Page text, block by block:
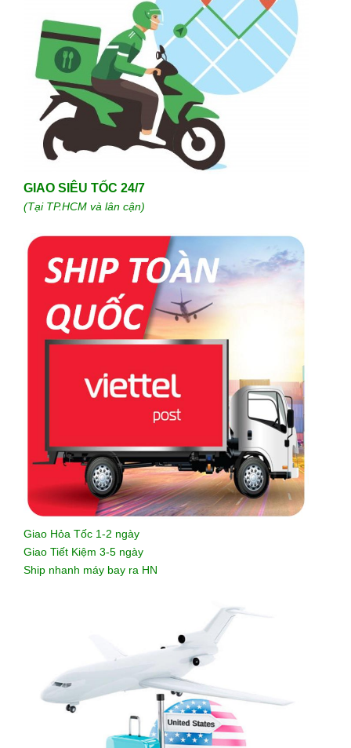
GIAO SIÊU TỐC 24/7
(Tại TP.HCM và lân cận)
Giao Hỏa Tốc 1-2 ngày
Giao Tiết Kiệm 3-5 ngày
Ship nhanh máy bay ra HN